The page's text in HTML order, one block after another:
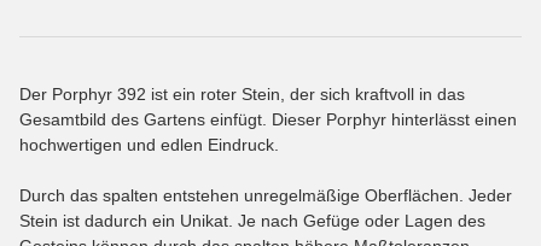
Der Porphyr 392 ist ein roter Stein, der sich kraftvoll in das
Gesamtbild des Gartens einfügt. Dieser Porphyr hinterlässt einen
hochwertigen und edlen Eindruck.
Durch das spalten entstehen unregelmäßige Oberflächen. Jeder
Stein ist dadurch ein Unikat. Je nach Gefüge oder Lagen des